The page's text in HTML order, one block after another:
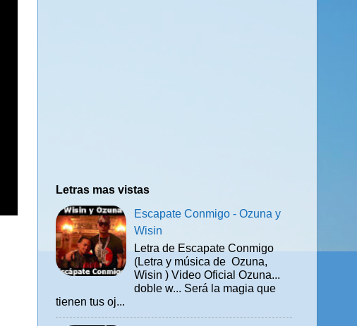
Letras mas vistas
Escapate Conmigo - Ozuna y
Wisin
Letra de Escapate Conmigo
(Letra y música de Ozuna,
Wisin ) Video Oficial Ozuna...
doble w... Será la magia que
tienen tus oj...